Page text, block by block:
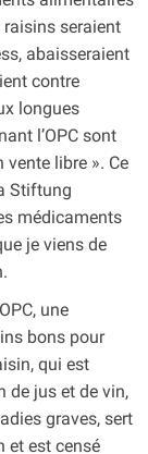
raisins seraient
abaisseraient
contre
longues
l’OPC sont
libre ». Ce
Stiftung
médicaments
je viens de
une
bons pour
qui est
de jus et de vin,
graves, sert
et est censé